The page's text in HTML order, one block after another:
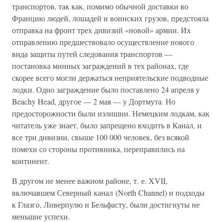
транспортов, так как, помимо обычной доставки во
Францию людей, лошадей и воинских грузов, предстояла
отправка на фронт трех дивизий «новой» армии. Их
отправлению предшествовало осуществление нового
вида защиты путей следования транспортов —
постановка минных заграждений в тех районах, где
скорее всего могли держаться неприятельские подводные
лодки. Одно заграждение было поставлено 24 апреля у
Beachy Head, другое — 2 мая — у Дортмута. Но
предосторожности были излишни. Немецким лодкам, как
читатель уже знает, было запрещено входить в Канал, и
все три дивизии, свыше 100 000 человек, без всякой
помехи со стороны противника, переправились на
континент.
В другом не менее важном районе, т. е. XVII,
включавшем Северный канал (North Channel) и подходы
к Глазго, Ливерпулю и Бельфасту, были достигнуты не
меньшие успехи.